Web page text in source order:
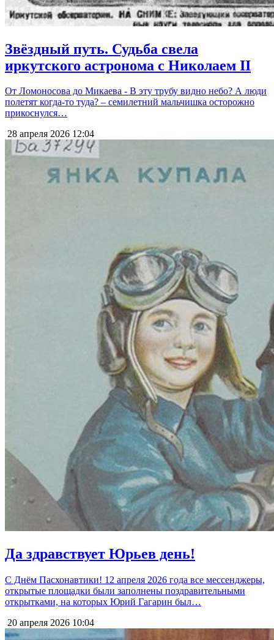
Звёздный путь. Судьба свела
иркутского астронома с Николаем II
От Ломоносова до Микаева - В эту трубу видно небо? А люди
полетят когда-то туда? – семилетний мальчишка осторожно
прикоснулся…
28 апреля 2026 12:04
Да здравствует Юрьев день!
С Днём Пасхонавтики! 12 апреля 2026 года все мессенджеры,
открытые площадки были заполнены поздравительными
открытками, на которых Юрий Гагарин был…
20 апреля 2026 10:04